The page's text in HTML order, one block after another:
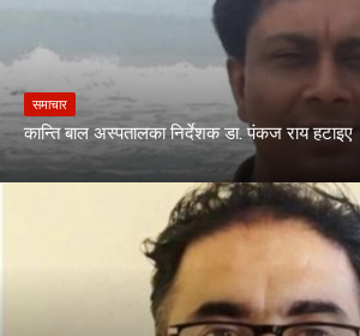
समाचार
कान्ति बाल अस्पतालका निर्देशक डा. पंकज राय हटाइए